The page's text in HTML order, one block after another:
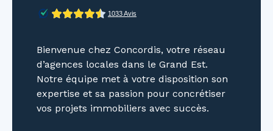
Bienvenue chez Concordis, votre réseau
d’agences locales dans le Grand Est.
Notre équipe met à votre disposition son
expertise et sa passion pour concrétiser
vos projets immobiliers avec succès.